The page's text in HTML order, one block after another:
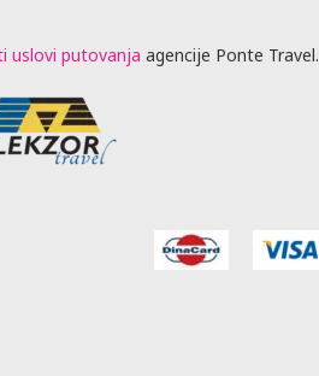
uslovi putovanja agencije Ponte Travel.